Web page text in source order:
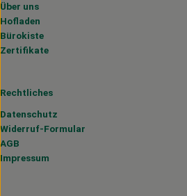
Über uns
Hofladen
Bürokiste
Zertifikate
Rechtliches
Datenschutz
Widerruf-Formular
AGB
Impressum